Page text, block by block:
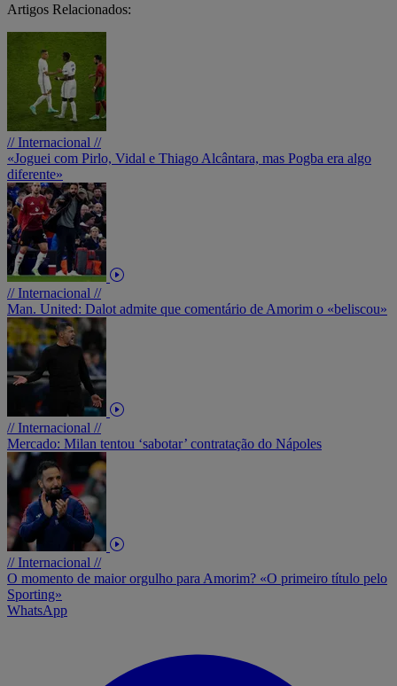
Artigos Relacionados:
// Internacional //
«Joguei com Pirlo, Vidal e Thiago Alcântara, mas Pogba era algo
diferente»
// Internacional //
Man. United: Dalot admite que comentário de Amorim o «beliscou»
// Internacional //
Mercado: Milan tentou ‘sabotar’ contratação do Nápoles
// Internacional //
O momento de maior orgulho para Amorim? «O primeiro título pelo
Sporting»
WhatsApp